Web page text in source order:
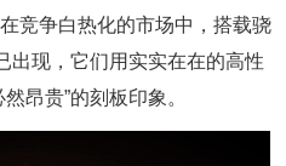
竞争白热化的市场中，搭载骁
出现，它们用实实在在的高性
昂贵”的刻板印象。